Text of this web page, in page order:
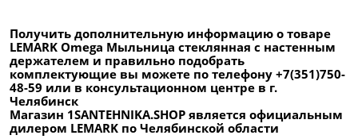
Получить дополнительную информацию о товаре
LEMARK Omega Мыльница стеклянная с настенным
держателем и правильно подобрать
комплектующие вы можете по телефону +7(351)750-
48-59 или в консультационном центре в г.
Челябинск
Магазин 1SANTEHNIKA.SHOP является официальным
дилером LEMARK по Челябинской области